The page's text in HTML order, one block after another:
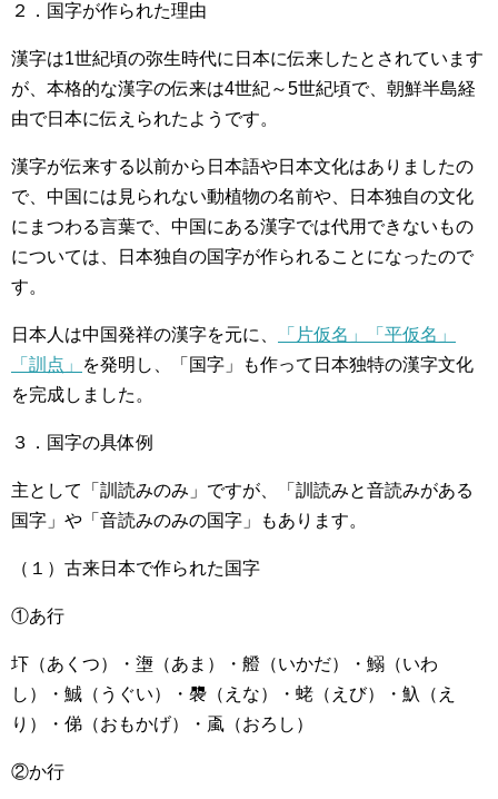
２．国字が作られた理由
漢字は1世紀頃の弥生時代に日本に伝来したとされています
が、本格的な漢字の伝来は4世紀～5世紀頃で、朝鮮半島経
由で日本に伝えられたようです。
漢字が伝来する以前から日本語や日本文化はありましたの
で、中国には見られない動植物の名前や、日本独自の文化
にまつわる言葉で、中国にある漢字では代用できないもの
については、日本独自の国字が作られることになったので
す。
日本人は中国発祥の漢字を元に、
「片仮名」「平仮名」
「訓点」
を発明し、「国字」も作って日本独特の漢字文化
を完成しました。
３．国字の具体例
主として「訓読みのみ」ですが、「訓読みと音読みがある
国字」や「音読みのみの国字」もあります。
（１）古来日本で作られた国字
①あ行
圷（あくつ）・塰（あま）・艠（いかだ）・鰯（いわ
し）・鯎（うぐい）・褜（えな）・蛯（えび）・魞（え
り）・俤（おもかげ）・颪（おろし）
②か行